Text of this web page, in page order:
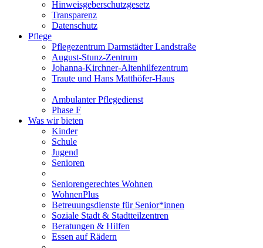
Hinweisgeberschutzgesetz
Transparenz
Datenschutz
Pflege
Pflegezentrum Darmstädter Landstraße
August-Stunz-Zentrum
Johanna-Kirchner-Altenhilfezentrum
Traute und Hans Matthöfer-Haus
Ambulanter Pflegedienst
Phase F
Was wir bieten
Kinder
Schule
Jugend
Senioren
Seniorengerechtes Wohnen
WohnenPlus
Betreuungsdienste für Senior*innen
Soziale Stadt & Stadtteilzentren
Beratungen & Hilfen
Essen auf Rädern